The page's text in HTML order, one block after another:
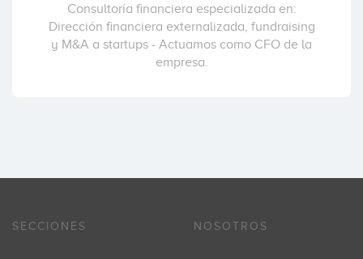
Consultoría financiera especializada en:
Dirección financiera externalizada, fundraising
y M&A a startups - Actuamos como CFO de la
empresa.
SECCIONES NOSOTROS